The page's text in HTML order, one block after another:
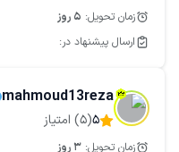
زمان تحویل: 5 روز
ارسال پیشنهاد در:
mahmoud13reza
5
(
5) امتیاز
زمان تحویل: 3 روز